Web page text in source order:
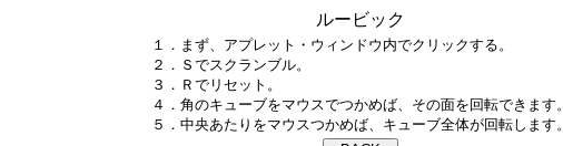
ルービック
１．まず、アプレット・ウィンドウ内でクリックする。
２．Ｓでスクランブル。
３．Ｒでリセット。
４．角のキューブをマウスでつかめば、その面を回転できます。